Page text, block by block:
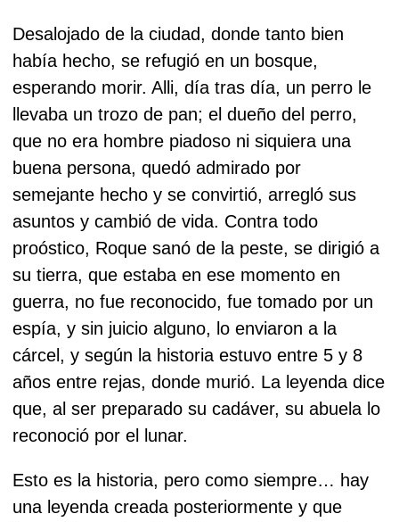
Desalojado de la ciudad, donde tanto bien
había hecho, se refugió en un bosque,
esperando morir. Alli, día tras día, un perro le
llevaba un trozo de pan; el dueño del perro,
que no era hombre piadoso ni siquiera una
buena persona, quedó admirado por
semejante hecho y se convirtió, arregló sus
asuntos y cambió de vida. Contra todo
proóstico, Roque sanó de la peste, se dirigió a
su tierra, que estaba en ese momento en
guerra, no fue reconocido, fue tomado por un
espía, y sin juicio alguno, lo enviaron a la
cárcel, y según la historia estuvo entre 5 y 8
años entre rejas, donde murió. La leyenda dice
que, al ser preparado su cadáver, su abuela lo
reconoció por el lunar.
Esto es la historia, pero como siempre… hay
una leyenda creada posteriormente y que